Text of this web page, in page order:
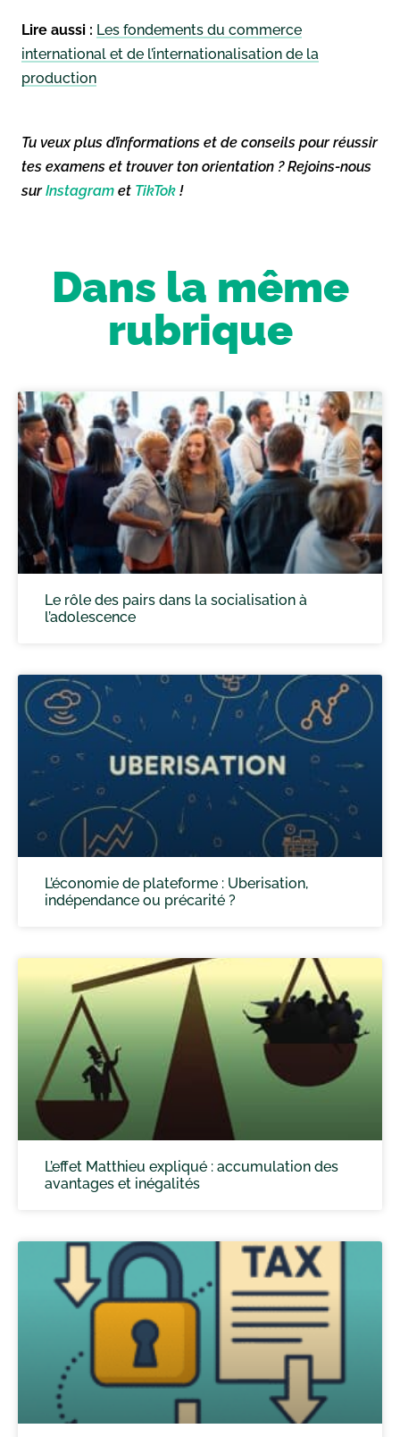
Lire aussi : Les fondements du commerce
international et de l’internationalisation de la
production
Tu veux plus d’informations et de conseils pour réussir
tes examens et trouver ton orientation ? Rejoins-nous
surInstagram et TikTok !
Dans la même
rubrique
Le rôle des pairs dans la socialisation à
l’adolescence
L’économie de plateforme : Uberisation,
indépendance ou précarité ?
L’effet Matthieu expliqué : accumulation des
avantages et inégalités